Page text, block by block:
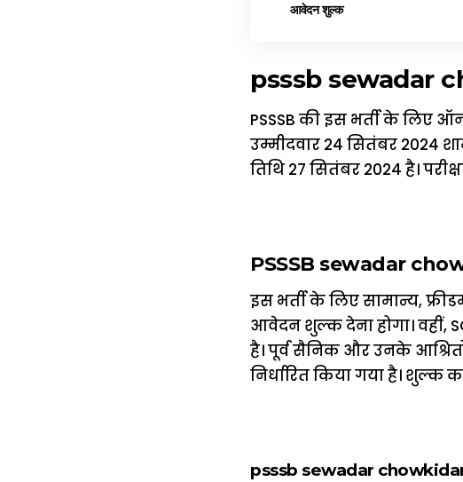
आवेदन शुल्क
psssb sewadar
PSSSB की इस भर्ती के लिए
उम्मीदवार 24 सितंबर
तिथि 27 सितंबर 2024 है।
PSSSB sewadar
इस भर्ती के लिए सामान्य,
आवेदन शुल्क देना होगा। वहीं,
है। पूर्व सैनिक और उनके
निर्धारित किया गया है।
psssb sewadar chowkidar